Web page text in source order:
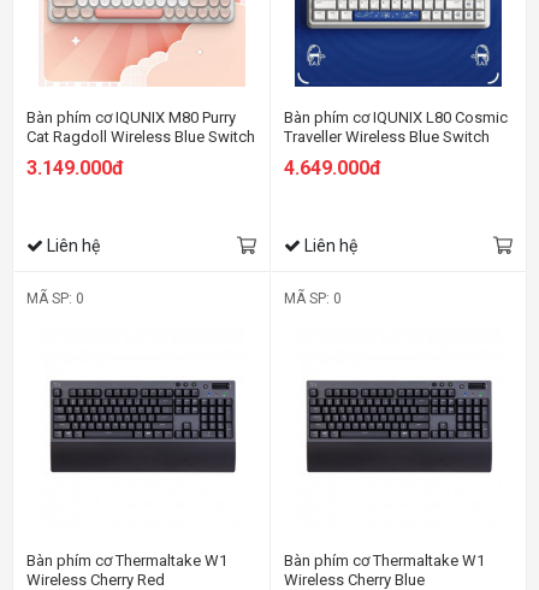
Bàn phím cơ IQUNIX M80 Purry
Cat Ragdoll Wireless Blue Switch
3.149.000đ
Liên hệ
Bàn phím cơ IQUNIX L80 Cosmic
Traveller Wireless Blue Switch
(RGB Cherry)
4.649.000đ
Liên hệ
MÃ SP: 0
Bàn phím cơ Thermaltake W1
Wireless Cherry Red
MÃ SP: 0
Bàn phím cơ Thermaltake W1
Wireless Cherry Blue